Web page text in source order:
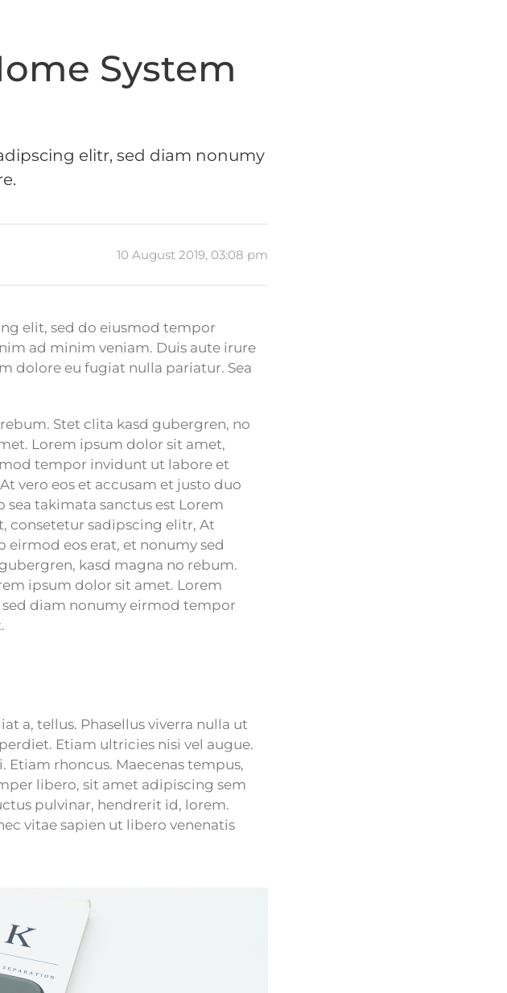
System
elitr, sed diam nonumy
10 August 2019, 03:08 pm
elit, sed do eiusmod tempor
ad minim veniam. Duis aute irure
dolore eu fugiat nulla pariatur. Sea
Stet clita kasd gubergren, no
Lorem ipsum dolor sit amet,
tempor invidunt ut labore et
vero eos et accusam et justo duo
takimata sanctus est Lorem
consetetur sadipscing elitr, At
eos erat, et nonumy sed
kasd magna no rebum.
ipsum dolor sit amet. Lorem
diam nonumy eirmod tempor
a, tellus. Phasellus viverra nulla ut
Etiam ultricies nisi vel augue.
rhoncus. Maecenas tempus,
libero, sit amet adipiscing sem
pulvinar, hendrerit id, lorem.
vitae sapien ut libero venenatis